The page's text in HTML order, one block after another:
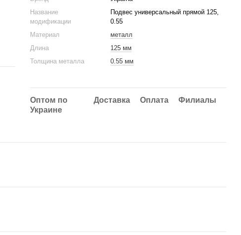
Название
модификации
Подвес универсальный прямой 125,
0.55
Материал
металл
Длина
125 мм
Толщина металла
0.55 мм
Оптом по
Украине
Доставка Оплата Филиалы